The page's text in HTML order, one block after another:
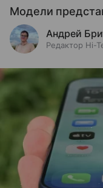
Модели
Андрей
Редактор Hi-